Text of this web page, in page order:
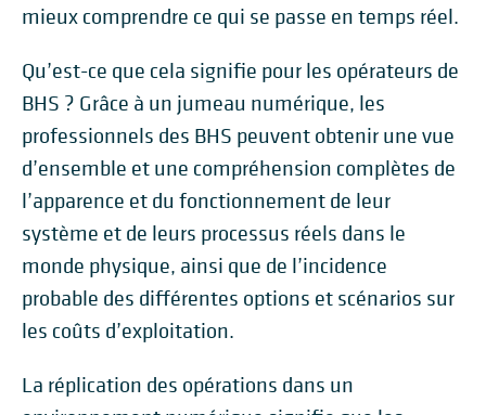
mieux comprendre ce qui se passe en temps réel.
Qu’est-ce que cela signifie pour les opérateurs de
BHS ? Grâce à un jumeau numérique, les
professionnels des BHS peuvent obtenir une vue
d’ensemble et une compréhension complètes de
l’apparence et du fonctionnement de leur
système et de leurs processus réels dans le
monde physique, ainsi que de l’incidence
probable des différentes options et scénarios sur
les coûts d’exploitation.
La réplication des opérations dans un